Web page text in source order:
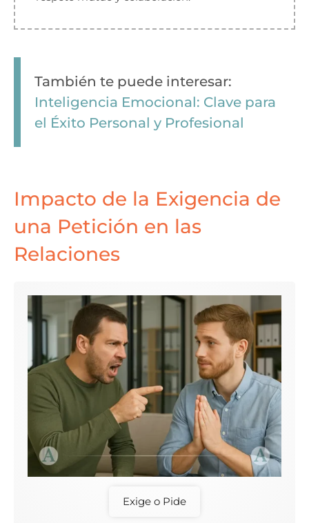
También te puede interesar:
Inteligencia Emocional: Clave para
el Éxito Personal y Profesional
Impacto de la Exigencia de
una Petición en las
Relaciones
Exige o Pide